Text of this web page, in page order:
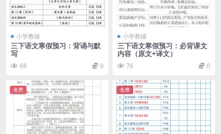
小学教辅
三下语文寒假预习：背诵与默
写
68 0
小学教辅
三下语文寒假预习：必背课文
内容（原文+译文）
76 0
免费 免费